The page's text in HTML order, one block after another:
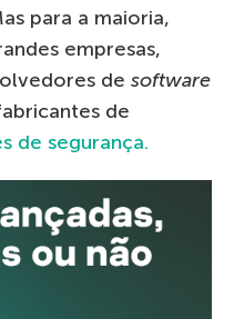
para a maioria,
empresas,
de software
de
de segurança.